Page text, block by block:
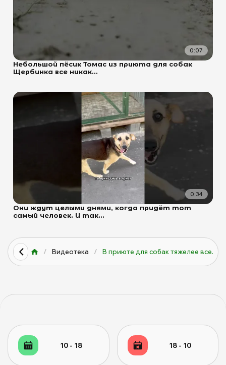
0:07
Небольшой пёсик Томас из приюта для собак
Щербинка все никак...
0:34
Они ждут целыми днями, когда придёт тот
самый человек. И так...
/ Видеотека / В приюте для собак тяжелее все...
10 - 18 18 - 10